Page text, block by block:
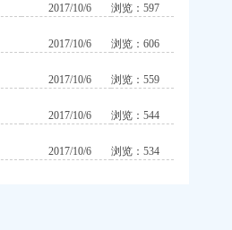
2017/10/6 浏览：597
2017/10/6 浏览：606
2017/10/6 浏览：559
2017/10/6 浏览：544
2017/10/6 浏览：534